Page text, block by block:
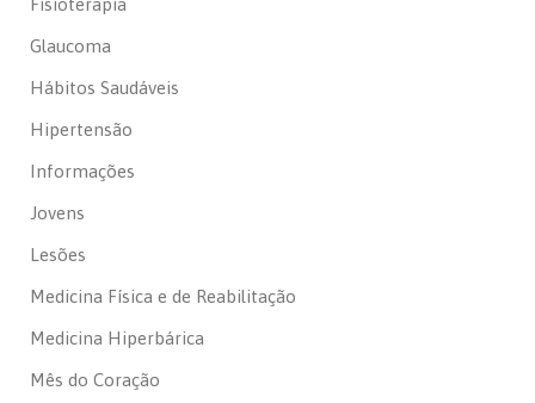
Fisioterapia
Glaucoma
Hábitos Saudáveis
Hipertensão
Informações
Jovens
Lesões
Medicina Física e de Reabilitação
Medicina Hiperbárica
Mês do Coração